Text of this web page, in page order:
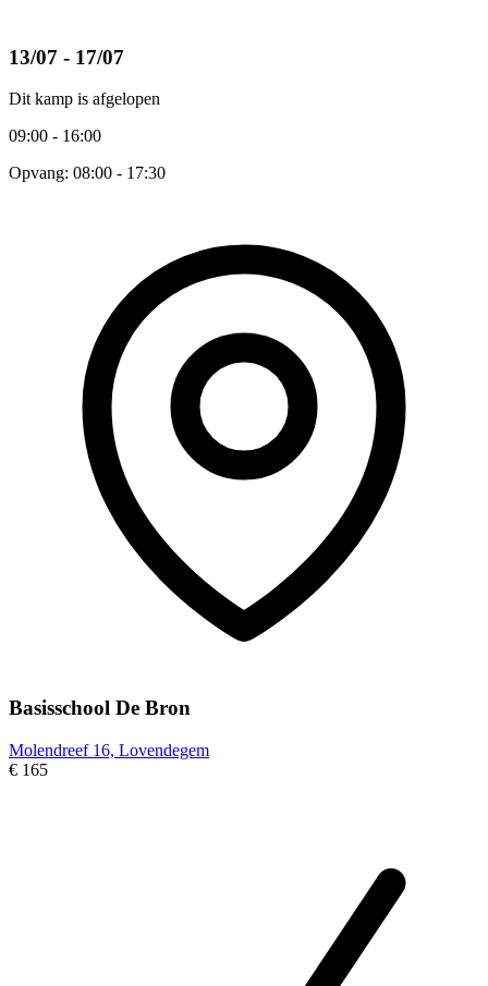
13/07 - 17/07
Dit kamp is afgelopen
09:00 - 16:00
Opvang: 08:00 - 17:30
Basisschool De Bron
Molendreef 16, Lovendegem
€ 165